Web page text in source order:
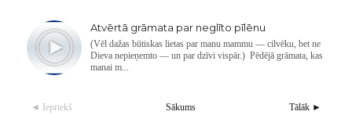
Atvērtā grāmata par neglīto pīlēnu
(Vēl dažas būtiskas lietas par manu mammu — cilvēku, bet ne
Dieva nepieņemto — un par dzīvi vispār.) Pēdējā grāmata, kas
manai m...
◄ Iepriekš Tālāk ►
Sākums